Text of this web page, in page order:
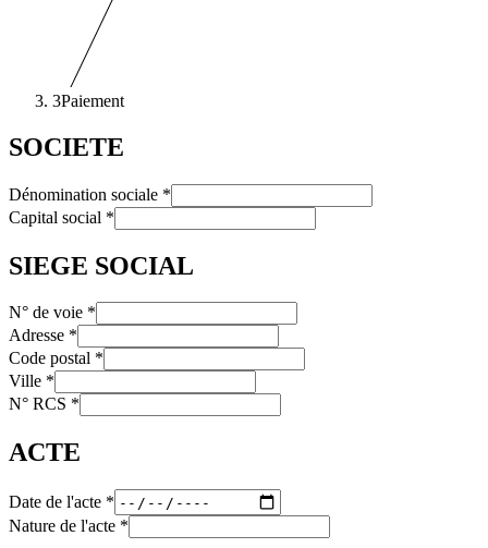
3Paiement
SOCIETE
Dénomination sociale *
Capital social *
SIEGE SOCIAL
N° de voie *
Adresse *
Code postal *
Ville *
N° RCS *
ACTE
Date de l'acte *
Nature de l'acte *